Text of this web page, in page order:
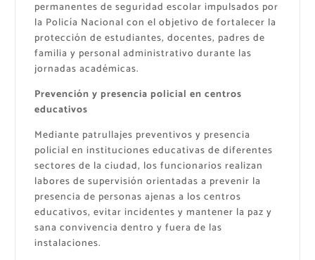
permanentes de seguridad escolar impulsados por
la Policía Nacional con el objetivo de fortalecer la
protección de estudiantes, docentes, padres de
familia y personal administrativo durante las
jornadas académicas.
Prevención y presencia policial en centros
educativos
Mediante patrullajes preventivos y presencia
policial en instituciones educativas de diferentes
sectores de la ciudad, los funcionarios realizan
labores de supervisión orientadas a prevenir la
presencia de personas ajenas a los centros
educativos, evitar incidentes y mantener la paz y
sana convivencia dentro y fuera de las
instalaciones.